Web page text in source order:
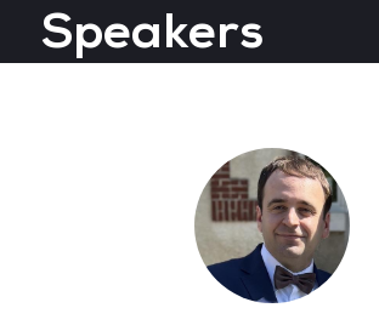
Devops Live
Data & AI Leaders Summit
Speakers